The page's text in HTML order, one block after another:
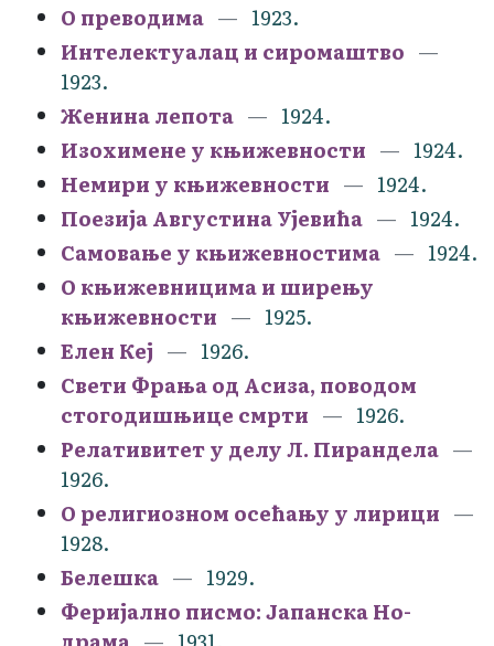
О преводима
1923.
Интелектуалац и сиромаштво
1923.
Женина лепота
1924.
Изохимене у књижевности
1924.
Немири у књижевности
1924.
Поезија Августина Ујевића
1924.
Самовање у књижевностима
1924.
О књижевницима и ширењу
књижевности
1925.
Елен Кеј
1926.
Свети Фрања од Асиза, поводом
стогодишњице смрти
1926.
Релативитет у делу Л. Пирандела
1926.
О религиозном осећању у лирици
1928.
Белешка
1929.
Феријално писмо: Јапанска Но-